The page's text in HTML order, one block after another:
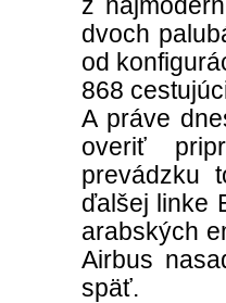
z
dvoch
od
868
A práve
overiť
prevádzku
ďalšej linke
arabských
Airbus
späť.